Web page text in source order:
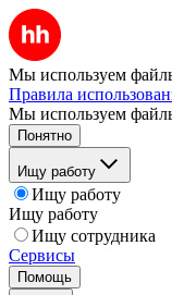
Мы используем
Правила
Мы используем
Понятно
Ищу работу
Ищу работу
Ищу работу
Ищу сотрудника
Сервисы
Помощь